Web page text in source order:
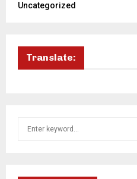
Uncategorized
Translate: